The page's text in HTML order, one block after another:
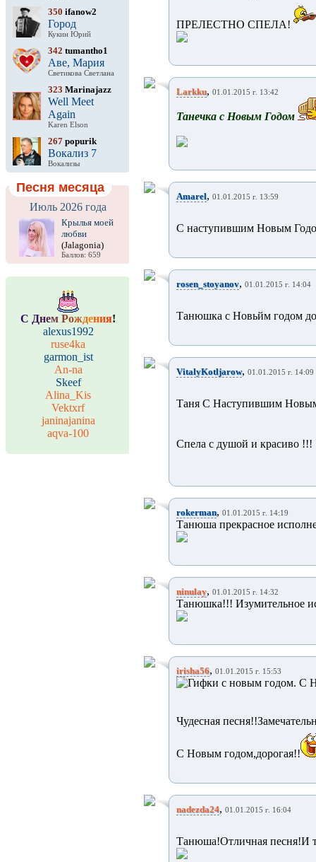
350 ifanow2
Город
Кукин Юрий
342 tumantho1
Аве, Мария
Светикова Светлана
323 Marinajazz
Well Meet
Again
Karen Elson
267 popurik
Вокализ 7
Вокализы
Песня месяца
Июль 2026 года
Крылья моей
любви
(Jalagonia)
Баллов: 659
С Днем Рождения!
alexus1992
ruse4ka
garmon_ist
An-na
Skeef
Alina_Kis
Vektxrf
janinajanina
aqva-100
ПРЕЛЕСТНО СПЕЛА!
Larkku, 01.01.2015 г. 13:42
Танечка с Новым Годом
Amarel, 01.01.2015 г. 13:59
С наступившим Новым
rosen_stoyanov, 01.01.2015 г. 14:04
Танюшка с Новьйм годом
VitalyKotljarow, 01.01.2015 г. 14:09
Таня С Наступившим
Спела с душой и красиво !!!
rokerman, 01.01.2015 г. 14:19
Танюша прекрасное
ninulay, 01.01.2015 г. 14:32
Танюшка!!! Изумительное
irisha56, 01.01.2015 г. 15:53
Чудесная
С Новым годом,дорогая!!
nadezda24, 01.01.2015 г. 16:04
Танюша!Отличная песня!И